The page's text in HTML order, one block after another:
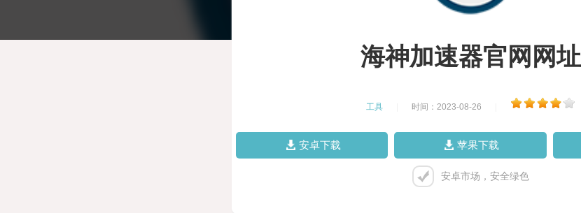
海神加速器官网网址
工具 时间：2023-08-26
安卓下载 苹果下载
安卓市场，安全绿色